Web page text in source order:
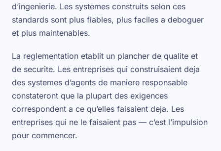
d’ingenierie. Les systemes construits selon ces
standards sont plus fiables, plus faciles a deboguer
et plus maintenables.
La reglementation etablit un plancher de qualite et
de securite. Les entreprises qui construisaient deja
des systemes d’agents de maniere responsable
constateront que la plupart des exigences
correspondent a ce qu’elles faisaient deja. Les
entreprises qui ne le faisaient pas — c’est l’impulsion
pour commencer.